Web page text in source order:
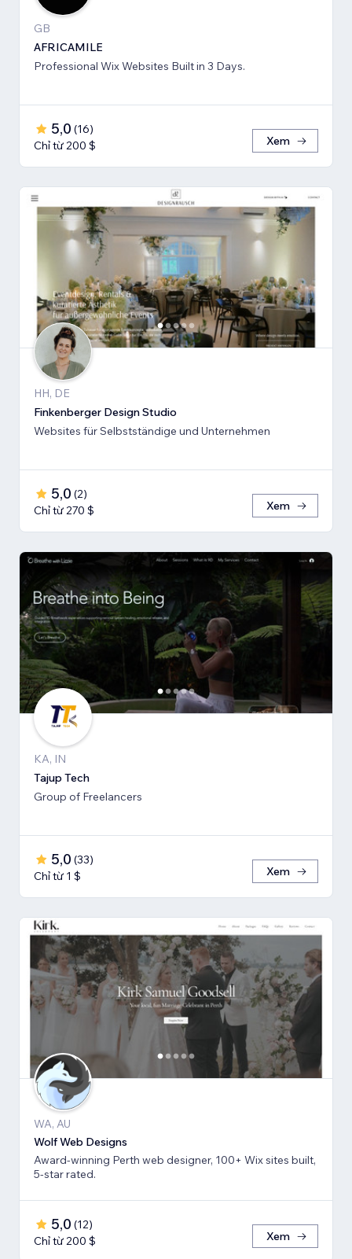
GB
AFRICAMILE
Professional Wix Websites Built in 3 Days.
5,0 (16)
Chỉ từ 200 $
Xem
HH, DE
Finkenberger Design Studio
Websites für Selbstständige und Unternehmen
5,0 (2)
Chỉ từ 270 $
Xem
KA, IN
Tajup Tech
Group of Freelancers
5,0 (33)
Chỉ từ 1 $
Xem
WA, AU
Wolf Web Designs
Award-winning Perth web designer, 100+ Wix sites built,
5-star rated.
5,0 (12)
Chỉ từ 200 $
Xem